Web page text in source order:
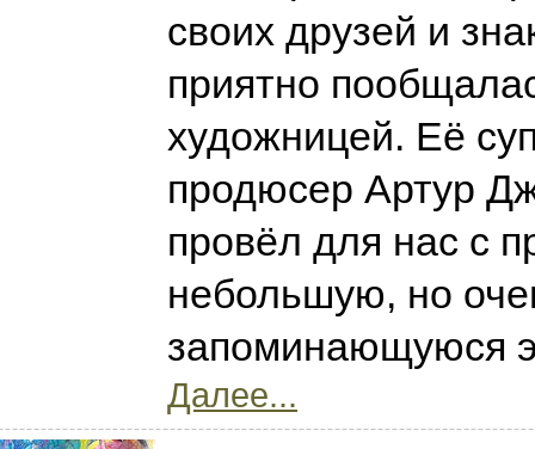
своих друзей и
приятно
художницей. Её
продюсер Артур
провёл для нас с
небольшую, но
запоминающуюся
Далее...